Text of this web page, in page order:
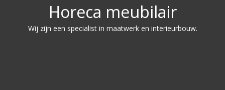
Horeca meubilair
Wij zijn een specialist in maatwerk en interieurbouw.